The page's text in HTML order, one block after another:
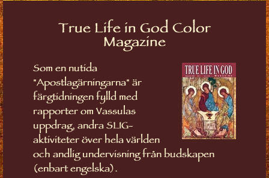
True Life in God Color
Magazine
Som en nutida
"Apostlagärningarna" är
färgtidningen fylld med
rapporter om Vassulas
uppdrag, andra SLIG-
aktiviteter över hela världen
och andlig undervisning från budskapen
(enbart engelska).